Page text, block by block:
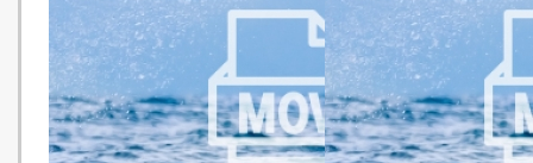
2017：綠色微電影比賽
影節2017：綠色微電影比